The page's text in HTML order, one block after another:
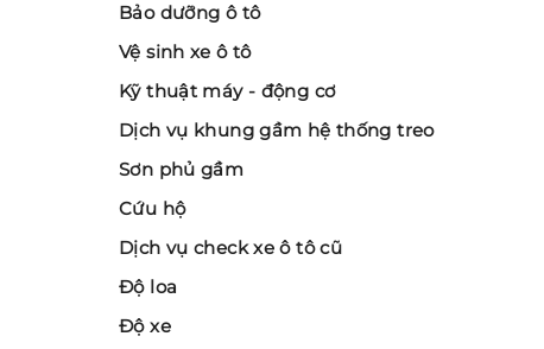
Bảo dưỡng ô tô
Vệ sinh xe ô tô
Kỹ thuật máy - động cơ
Dịch vụ khung gầm hệ thống treo
Sơn phủ gầm
Cứu hộ
Dịch vụ check xe ô tô cũ
Độ loa
Độ xe